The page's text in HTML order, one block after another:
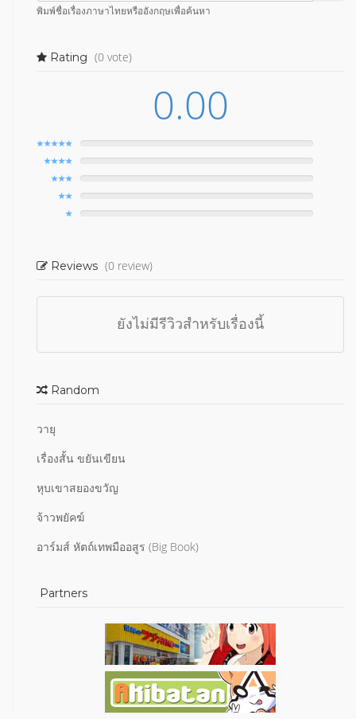
พิมพ์ชื่อเรื่องภาษาไทยหรืออังกฤษเพื่อค้นหา
Rating (0 vote)
0.00
Reviews (0 review)
ยังไม่มีรีวิวสำหรับเรื่องนี้
Random
วายุ
เรื่องสั้น ขยันเขียน
หุบเขาสยองขวัญ
จ้าวพยัคฆ์
อาร์มส์ หัตถ์เทพมืออสูร (Big Book)
Partners